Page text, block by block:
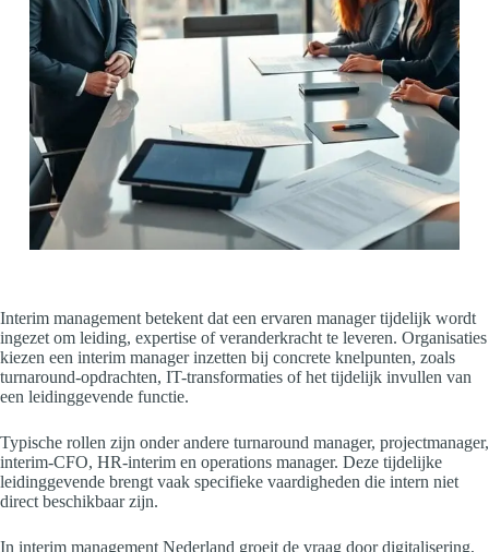
Interim management betekent dat een ervaren manager tijdelijk wordt
ingezet om leiding, expertise of veranderkracht te leveren. Organisaties
kiezen een interim manager inzetten bij concrete knelpunten, zoals
turnaround-opdrachten, IT-transformaties of het tijdelijk invullen van
een leidinggevende functie.
Typische rollen zijn onder andere turnaround manager, projectmanager,
interim-CFO, HR-interim en operations manager. Deze tijdelijke
leidinggevende brengt vaak specifieke vaardigheden die intern niet
direct beschikbaar zijn.
In interim management Nederland groeit de vraag door digitalisering,